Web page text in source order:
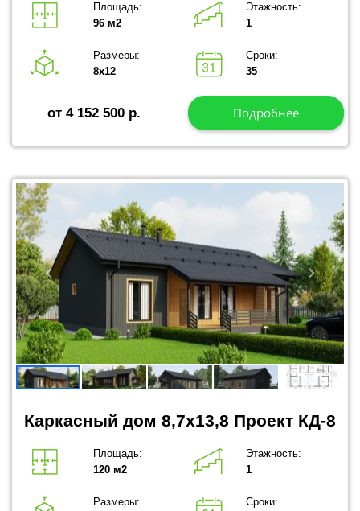
Площадь:
96 м2
Этажность:
1
Размеры:
8х12
Сроки:
35
от 4 152 500 р. Подробнее
Каркасный дом 8,7x13,8 Проект КД-8
Площадь:
120 м2
Этажность:
1
Размеры:
Сроки: